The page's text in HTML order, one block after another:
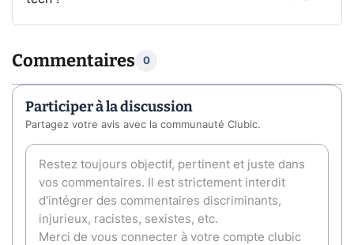
Commentaires 0
Participer à la discussion
Partagez votre avis avec la communauté Clubic.